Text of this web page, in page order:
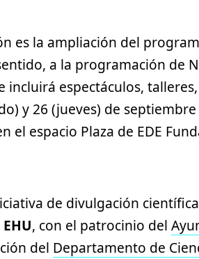
es la ampliación del
a la programación de
incluirá espectáculos,
y 26 (jueves) de
el espacio Plaza de EDE
de divulgación
, con el patrocinio del
del Departamento de